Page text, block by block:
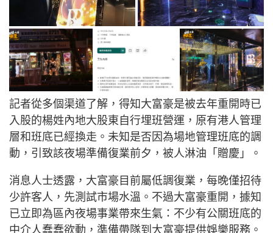
記者從多個渠道了解，得知大富豪是被去年重開時已
入股的楊姓內地大股東自行埋班營運，原有港人管理
層和班底已經換走。未知是否因為場地管理班底的調
動，引致該夜場準備復業前夕，被人淋油「贈慶」。
消息人士透露，大富豪目前屬低調復業，每晚僅招待
少許客人，先測試市場水溫。不過大富豪重開，據知
已立即為區內夜場事業帶來生氣：不少有公關班底的
中介人蠢蠢欲動，準備帶隊到大富豪提供娛樂服務。